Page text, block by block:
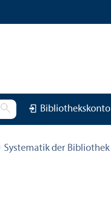
Bibliothekskonto
Systematik der Bibliothek